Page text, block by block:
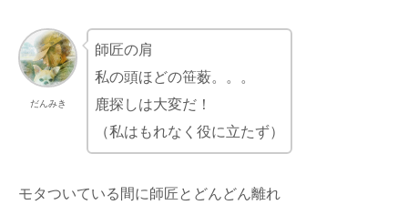
だんみき
師匠の肩
私の頭ほどの笹薮。。。
鹿探しは大変だ！
（私はもれなく役に立たず）
モタついている間に師匠とどんどん離れ